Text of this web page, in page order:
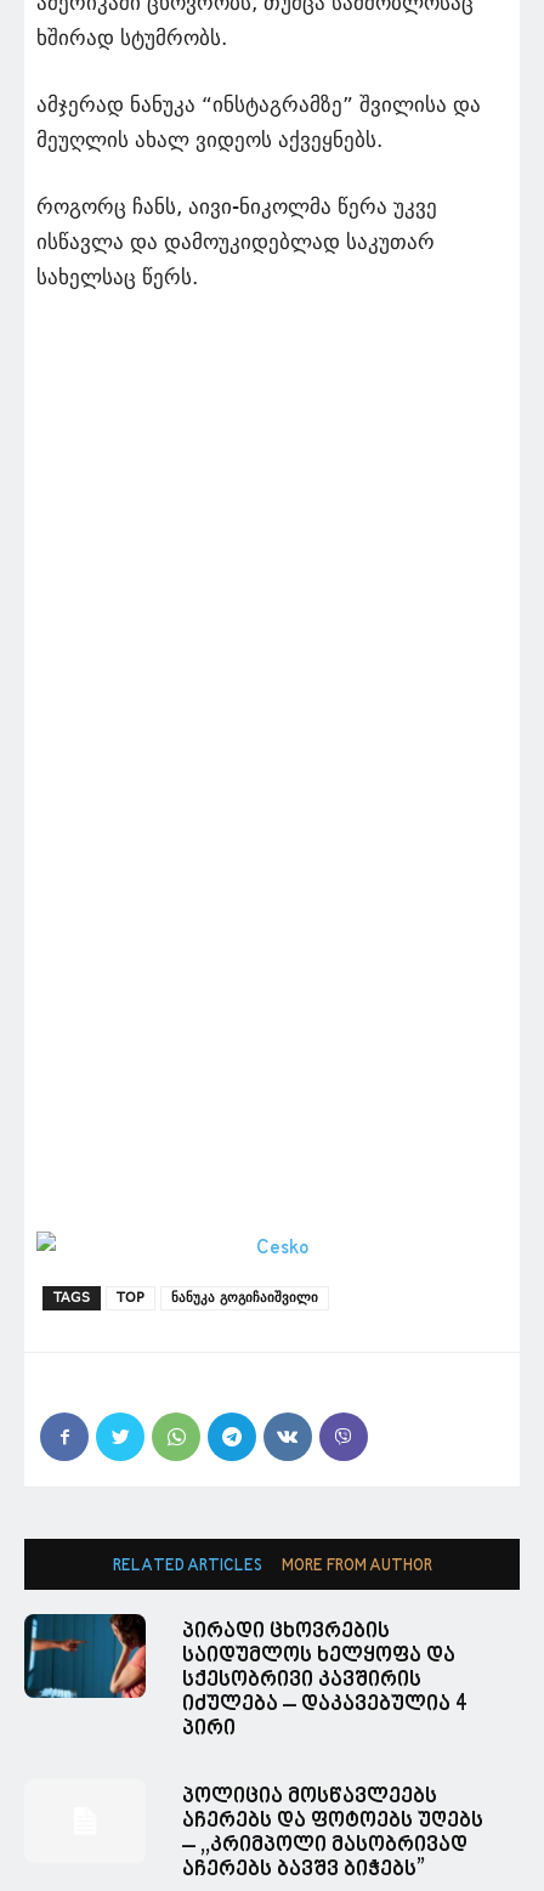
ხშირად სტუმრობს.
ამჯერად ნანუკა “ინსტაგრამზე” შვილისა და
მეუღლის ახალ ვიდეოს აქვეყნებს.
როგორც ჩანს, აივი-ნიკოლმა წერა უკვე
ისწავლა და დამოუკიდებლად საკუთარ
სახელსაც წერს.
TAGS TOP ნანუკა გოგიჩაიშვილი
RELATED ARTICLES MORE FROM AUTHOR
პირადი ცხოვრების
საიდუმლოს ხელყოფა და
სქესობრივი კავშირის
იძულება – დაკავებულია 4
პირი
პოლიცია მოსწავლეებს
აჩერებს და ფოტოებს უღებს
– ,,კრიმპოლი მასობრივად
აჩერებს ბავშვ ბიჭებს”